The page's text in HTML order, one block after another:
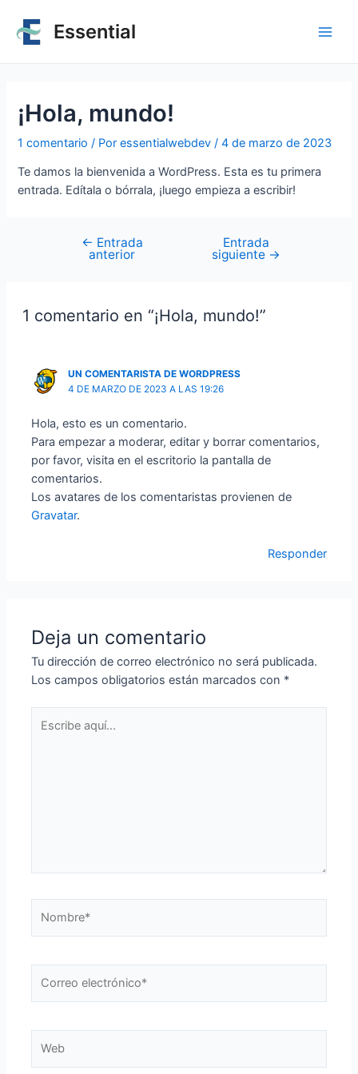
Essential
¡Hola, mundo!
1 comentario / Poressentialwebdev/4 de marzo de 2023
Te damos la bienvenida a WordPress. Esta es tu primera
entrada. Edítala o bórrala, ¡luego empieza a escribir!
← Entrada
anterior
Entrada
siguiente →
1 comentario en “¡Hola, mundo!”
UN COMENTARISTA DE WORDPRESS
4 DE MARZO DE 2023 A LAS 19:26
Hola, esto es un comentario.
Para empezar a moderar, editar y borrar comentarios,
por favor, visita en el escritorio la pantalla de
comentarios.
Los avatares de los comentaristas provienen de
Gravatar.
Responder
Deja un comentario
Tu dirección de correo electrónico no será publicada.
Los campos obligatorios están marcados con *